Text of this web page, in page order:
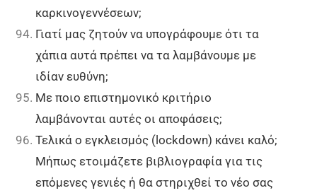
καρκινογεννέσεων;
Γιατί μας ζητούν να υπογράφουμε ότι τα
χάπια αυτά πρέπει να τα λαμβάνουμε με
ιδίαν ευθύνη;
Με ποιο επιστημονικό κριτήριο
λαμβάνονται αυτές οι αποφάσεις;
Τελικά ο εγκλεισμός (lockdown) κάνει καλό;
Μήπως ετοιμάζετε βιβλιογραφία για τις
επόμενες γενιές ή θα στηριχθεί το νέο σας